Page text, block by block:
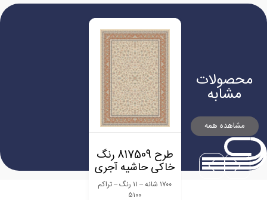
محصولات
مشابه
مشاهده همه
طرح 817509 رنگ
خاکی حاشیه آجری
۱۷۰۰ شانه – ۱۱ رنگ – تراکم
۵۱۰۰